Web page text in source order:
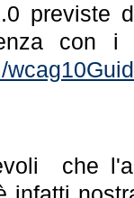
previste
con i
che